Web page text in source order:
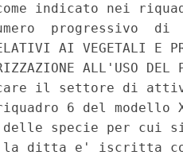
indicato nei
progressivo  di
AI VEGETALI E
ALL'USO DEL
il settore di
6 del modello
delle specie per cui
la ditta e' iscritta